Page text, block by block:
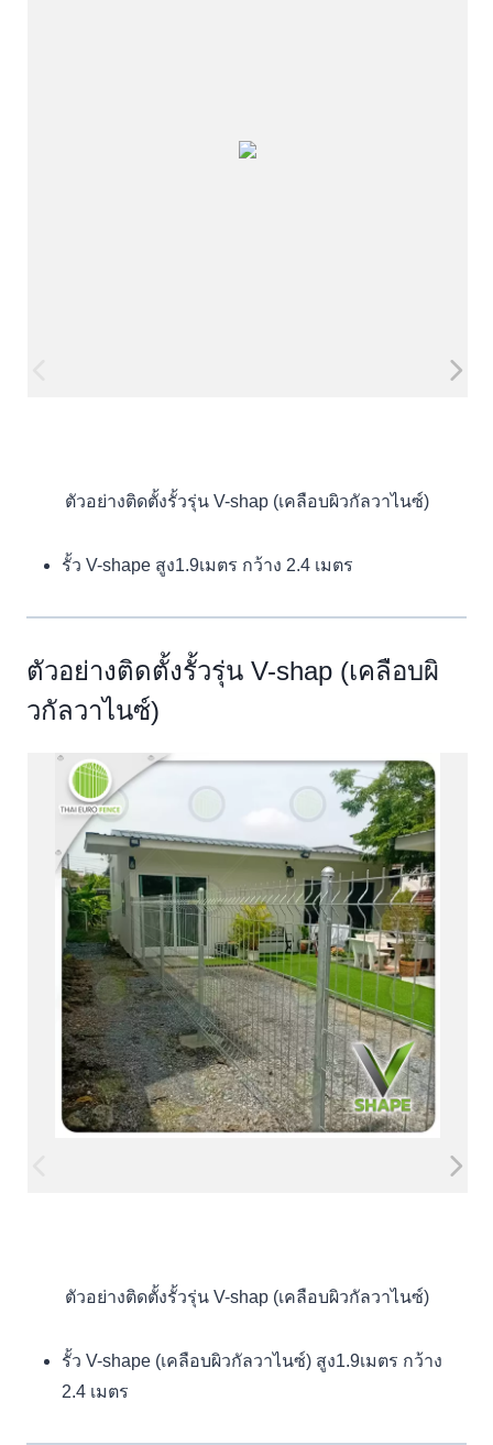
ตัวอย่างติดตั้งรั้วรุ่น V-shap (เคลือบผิวกัลวาไนซ์)
รั้ว V-shape สูง1.9เมตร กว้าง 2.4 เมตร
ตัวอย่างติดตั้งรั้วรุ่น V-shap (เคลือบผิ
วกัลวาไนซ์)
ตัวอย่างติดตั้งรั้วรุ่น V-shap (เคลือบผิวกัลวาไนซ์)
รั้ว V-shape (เคลือบผิวกัลวาไนซ์) สูง1.9เมตร กว้าง
2.4 เมตร